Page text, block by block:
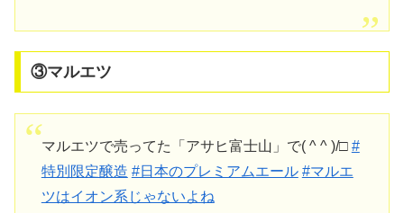
③マルエツ
マルエツで売ってた「アサヒ富士山」で( ^ ^ )/□ #
特別限定醸造 #日本のプレミアムエール #マルエ
ツはイオン系じゃないよね